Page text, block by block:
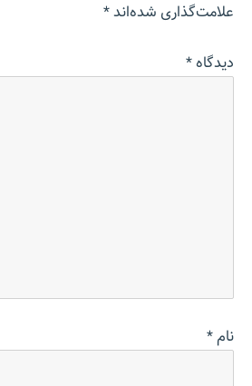
علامت‌گذاری شده‌اند*
دیدگاه*
نام*